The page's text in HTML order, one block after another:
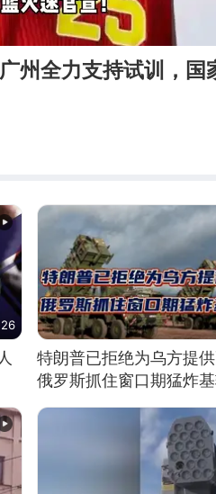
州全力支持试训，国
特朗普已拒绝为乌方提
俄罗斯抓住窗口期猛炸